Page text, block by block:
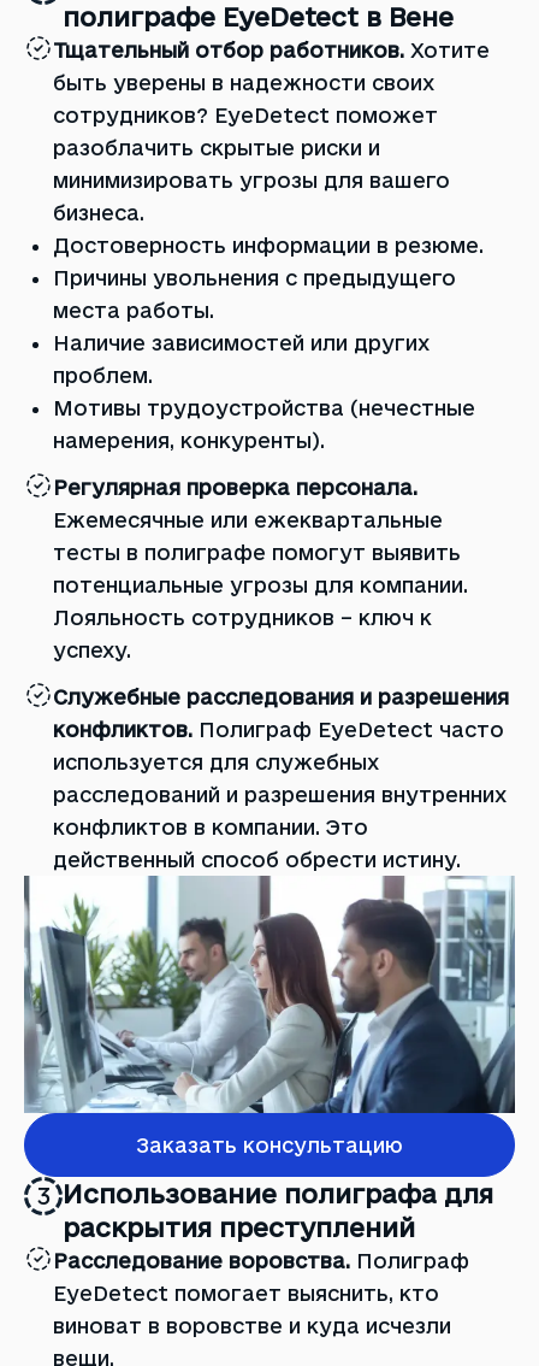
полиграфе EyeDetect в Вене
Тщательный отбор работников. Хотите
быть уверены в надежности своих
сотрудников? EyeDetect поможет
разоблачить скрытые риски и
минимизировать угрозы для вашего
бизнеса.
Достоверность информации в резюме.
Причины увольнения с предыдущего
места работы.
Наличие зависимостей или других
проблем.
Мотивы трудоустройства (нечестные
намерения, конкуренты).
Регулярная проверка персонала.
Ежемесячные или ежеквартальные
тесты в полиграфе помогут выявить
потенциальные угрозы для компании.
Лояльность сотрудников – ключ к
успеху.
Служебные расследования и разрешения
конфликтов. Полиграф EyeDetect часто
используется для служебных
расследований и разрешения внутренних
конфликтов в компании. Это
действенный способ обрести истину.
Заказать консультацию
3 Использование полиграфа для
раскрытия преступлений
Расследование воровства. Полиграф
EyeDetect помогает выяснить, кто
виноват в воровстве и куда исчезли
вещи.